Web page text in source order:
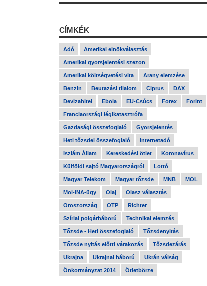
CÍMKÉK
Adó Amerikai elnökválasztás
Amerikai gyorsjelentési szezon
Amerikai költségvetési vita Arany elemzése
Benzin Beutazási tilalom Ciprus DAX
Devizahitel Ebola EU-Csúcs Forex Forint
Franciaországi légikatasztrófa
Gazdasági összefoglaló Gyorsjelentés
Heti tőzsdei összefoglaló Internetadó
Iszlám Állam Kereskedési ötlet Koronavírus
Külföldi sajtó Magyarországról Lottó
Magyar Telekom Magyar tőzsde MNB MOL
Mol-INA-ügy Olaj Olasz választás
Oroszország OTP Richter
Szíriai polgárháború Technikai elemzés
Tőzsde - Heti összefoglaló Tőzsdenyitás
Tőzsde nyitás előtti várakozás Tőzsdezárás
Ukrajna Ukrajnai háború Ukrán válság
Önkormányzat 2014 Ötletbörze